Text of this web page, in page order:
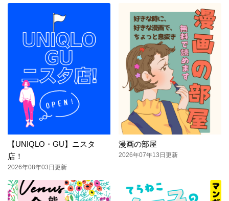
【UNIQLO・GU】ニスタ
店！
2026年08年03日更新
漫画の部屋
2026年07年13日更新